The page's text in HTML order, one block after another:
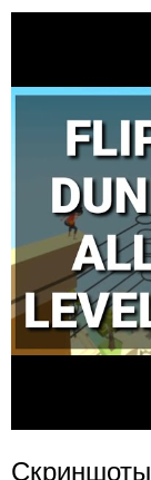
Скриншоты